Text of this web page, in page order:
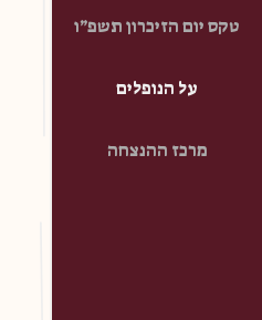
טקס יום הזיכרון תשפ״ו
על הנופלים
מרכז ההנצחה